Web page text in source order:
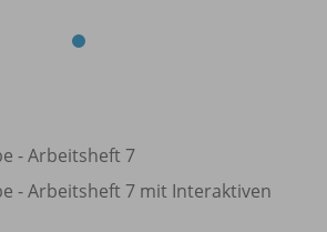
- Arbeitsheft 7
- Arbeitsheft 7 mit Interaktiven